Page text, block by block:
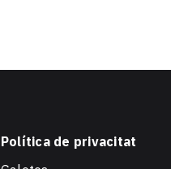
Política de privacitat